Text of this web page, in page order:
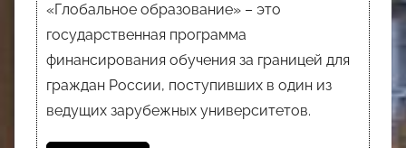
«Глобальное образование» – это
государственная программа
финансирования обучения за границей для
граждан России, поступивших в один из
ведущих зарубежных университетов.